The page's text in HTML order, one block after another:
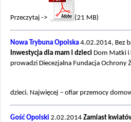
Przeczytaj -> (21 MB)
Nowa Trybuna Opolska 4.02.2014, Bez
Inwestycja dla mam i dzieci Dom Matki i
prowadzi Diecezjalna Fundacja
dzieci. Najwięcej – ofiar przemocy
Gość Opolski 2.02.2014 Zamiast